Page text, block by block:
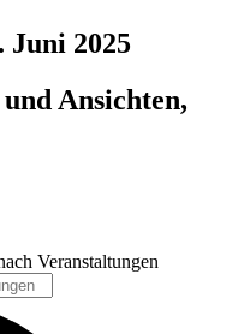
Juni 2025
Ansichten,
Veranstaltungen